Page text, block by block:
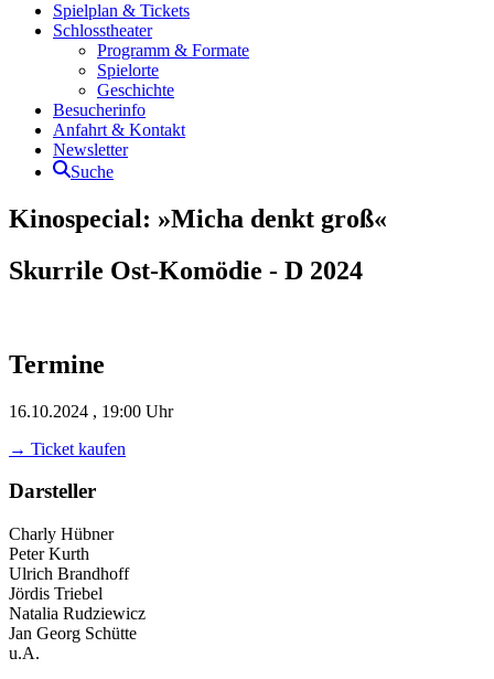
Spielplan & Tickets
Schlosstheater
Programm & Formate
Spielorte
Geschichte
Besucherinfo
Anfahrt & Kontakt
Newsletter
Suche
Kinospecial: »Micha denkt groß«
Skurrile Ost-Komödie - D 2024
Termine
16.10.2024 , 19:00 Uhr
→ Ticket kaufen
Darsteller
Charly Hübner
Peter Kurth
Ulrich Brandhoff
Jördis Triebel
Natalia Rudziewicz
Jan Georg Schütte
u.A.